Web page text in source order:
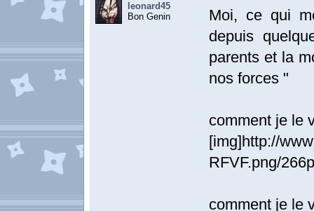
leonard45
Bon Genin
Moi, ce qui
depuis
parents et la
nos forces "
comment je le
[img]http://
RFVF.png/
comment je le